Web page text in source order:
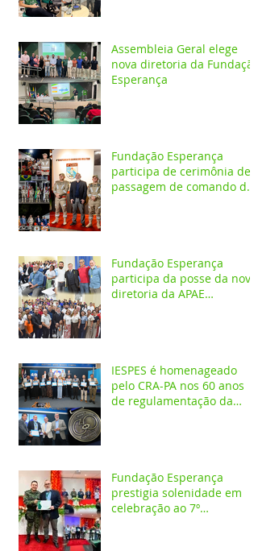
Assembleia Geral elege
nova diretoria da Fundação
Esperança
Fundação Esperança
participa de cerimônia de
passagem de comando do
Fundação Esperança
participa da posse da nova
diretoria da APAE
IESPES é homenageado
pelo CRA-PA nos 60 anos
de regulamentação da
Fundação Esperança
prestigia solenidade em
celebração ao 7º